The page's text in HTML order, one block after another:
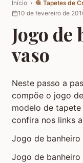
Início › 🧶 Tapetes de
10 de fevereiro de
Jogo
vaso
Neste passo a
compõe o jogo
modelo de tapete
confira nos links
Jogo de banheiro
Jogo de banheiro